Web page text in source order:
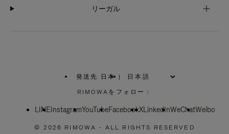
リーガル
発送先 日本
お
住
い
域
|
RIMOWAをフォロー：
LINEInstagramYouTubeFacebookXLinkedInWeChatWeibo
© 2026 RIMOWA - ALL RIGHTS RESERVED